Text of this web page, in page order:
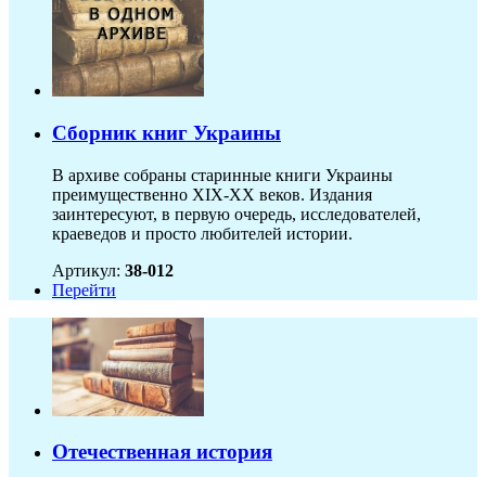
Сборник книг Украины
В архиве собраны старинные книги Украины
преимущественно XIX-ХХ веков. Издания
заинтересуют, в первую очередь, исследователей,
краеведов и просто любителей истории.
Артикул: 38-012
Перейти
Отечественная история